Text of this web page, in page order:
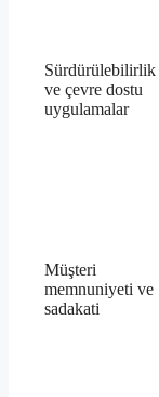
Sürdürülebilirlik
ve çevre dostu
uygulamalar
Müşteri
memnuniyeti ve
sadakati